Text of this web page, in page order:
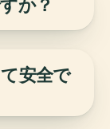
か？
安全で